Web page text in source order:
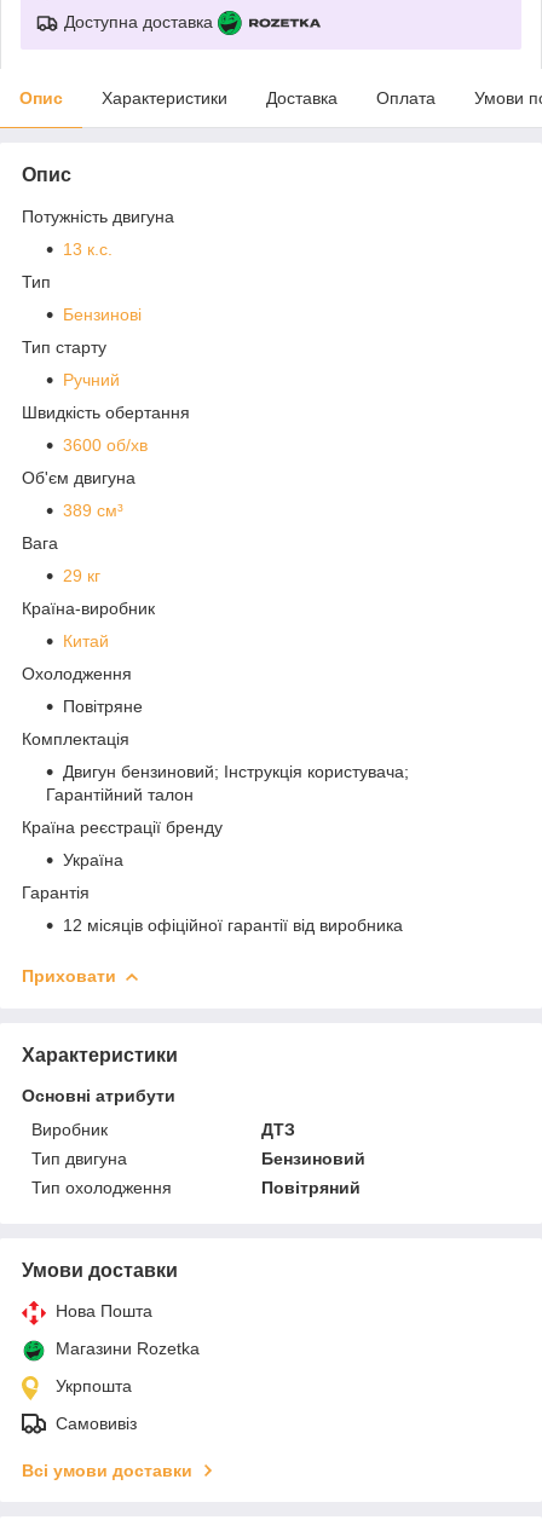
Доступна доставка
Опис Характеристики Доставка Оплата Умови
Опис
Потужність двигуна
13 к.с.
Тип
Бензинові
Тип старту
Ручний
Швидкість обертання
3600 об/хв
Об'єм двигуна
389 см³
Вага
29 кг
Країна-виробник
Китай
Охолодження
Повітряне
Комплектація
Двигун бензиновий; Інструкція користувача;
Гарантійний талон
Країна реєстрації бренду
Україна
Гарантія
12 місяців офіційної гарантії від виробника
Приховати
Характеристики
Основні атрибути
Виробник
ДТЗ
Тип двигуна
Бензиновий
Тип охолодження
Повітряний
Умови доставки
Нова Пошта
Магазини Rozetka
Укрпошта
Самовивіз
Всі умови доставки